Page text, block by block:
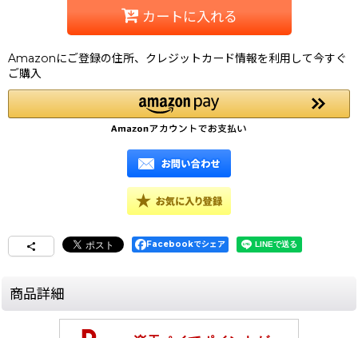
カートに入れる
Amazonにご登録の住所、クレジットカード情報を利用して今すぐ
ご購入
Facebookでシェア
商品詳細